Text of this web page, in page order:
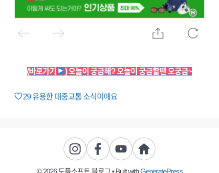
(바로가기 ) 오늘이 궁금해? 오늘이 궁금할땐 오궁금~
29유용한 대중교통 소식이에요
© 2026 도플소프트 블로그 • Built withGeneratePress